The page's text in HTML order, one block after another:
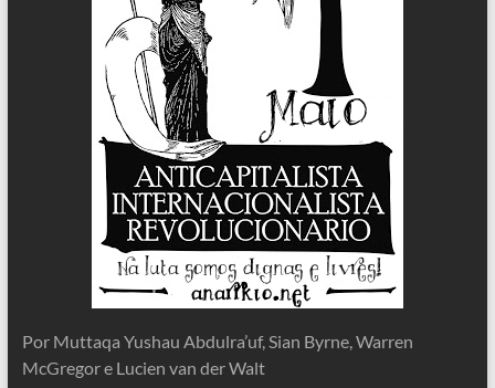
Por Muttaqa Yushau Abdulra’uf, Sian Byrne, Warren
McGregor e Lucien van der Walt